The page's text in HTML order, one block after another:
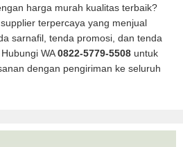
harga murah kualitas terbaik?
terpercaya yang menjual
sarnafil, tenda promosi, dan tenda
WA0822-5779-5508 untuk
dengan pengiriman ke seluruh